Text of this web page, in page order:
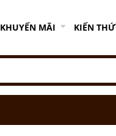
KHUYẾN MÃI KIẾN